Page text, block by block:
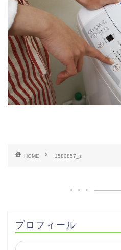
HOME 1580857_s
プロフィール